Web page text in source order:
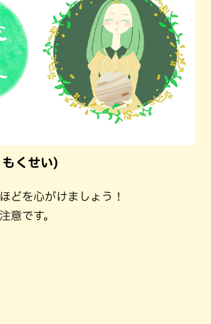
くせい)
どを心がけましょう！
意です。